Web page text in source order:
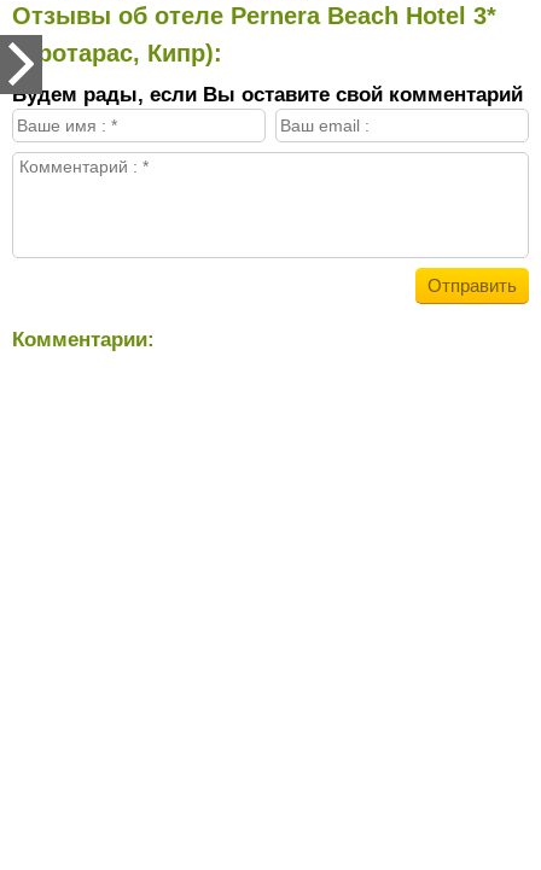
Отзывы об отеле Pernera Beach Hotel 3*
(Протарас, Кипр):
Будем рады, если Вы оставите свой комментарий
Комментарии: